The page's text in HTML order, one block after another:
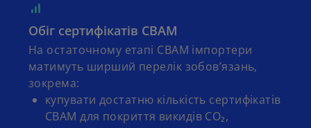
Обіг сертифікатів CBAM
На остаточному етапі CBAM імпортери
матимуть ширший перелік зобов’язань,
зокрема:
купувати достатню кількість сертифікатів
CBAM для покриття викидів CO₂,